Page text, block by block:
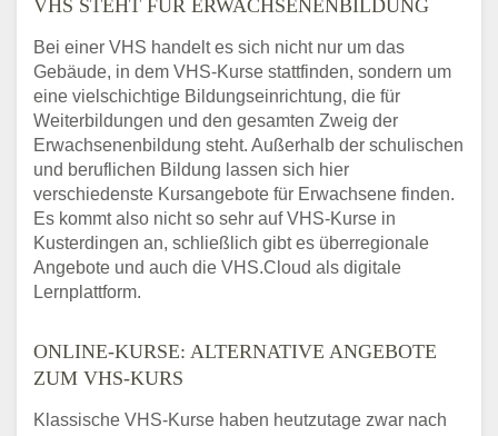
VHS STEHT FÜR ERWACHSENENBILDUNG
Bei einer VHS handelt es sich nicht nur um das
Gebäude, in dem VHS-Kurse stattfinden, sondern um
eine vielschichtige Bildungseinrichtung, die für
Weiterbildungen und den gesamten Zweig der
Erwachsenenbildung steht. Außerhalb der schulischen
und beruflichen Bildung lassen sich hier
verschiedenste Kursangebote für Erwachsene finden.
Es kommt also nicht so sehr auf VHS-Kurse in
Kusterdingen an, schließlich gibt es überregionale
Angebote und auch die VHS.Cloud als digitale
Lernplattform.
ONLINE-KURSE: ALTERNATIVE ANGEBOTE
ZUM VHS-KURS
Klassische VHS-Kurse haben heutzutage zwar nach